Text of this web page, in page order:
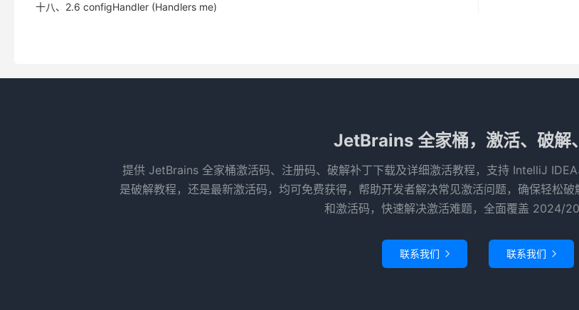
十八、2.6 configHandler (Handlers me)
JetBrains 全家桶，激活、破解
提供 JetBrains 全家桶激活码、注册码、破解补丁下载及详细激活教程，支持 IntelliJ
是破解教程，还是最新激活码，均可免费获得，帮助开发者解决常见激活问题，确保轻松
和激活码，快速解决激活难题，全面覆盖 2024/
联系我们  联系我们 